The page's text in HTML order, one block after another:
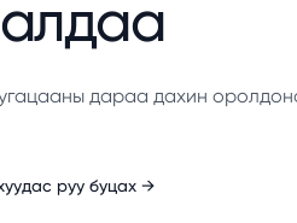
дараа дахин
руу буцах →